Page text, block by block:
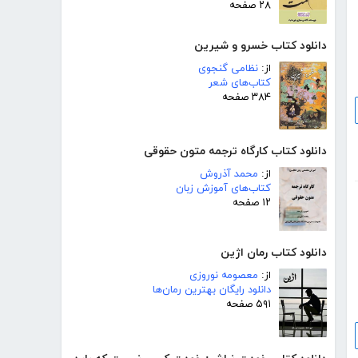
۲۸ صفحه
دانلود کتاب خسرو و شیرین
از: نظامی گنجوی
کتاب‌های شعر
۳۸۴ صفحه
دانلود کتاب کارگاه ترجمه متون حقوقی
از: محمد آذروش
کتاب‌های آموزش زبان
۱۲ صفحه
دانلود کتاب رمان اژین
از: معصومه نوروزی
دانلود رایگان بهترین رمان‌ها
۵۹۱ صفحه